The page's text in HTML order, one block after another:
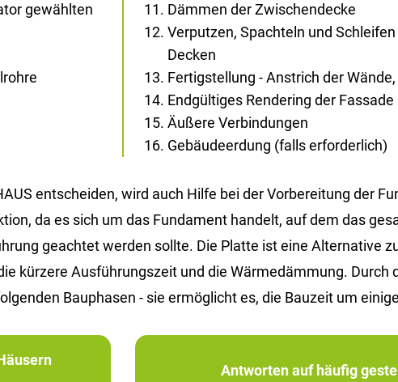
gewählten
Dämmen der Zwischendecke
Verputzen, Spachteln und
Decken
Fertigstellung - Anstrich der
Endgültiges Rendering der Fassade
Äußere Verbindungen
Gebäudeerdung (falls erforderlich)
ent­schei­den, wird auch Hilfe bei der Vor­be­rei­tung der
da es sich um das Fun­da­ment han­delt, auf dem das
ge­ach­tet wer­den soll­te. Die Plat­te ist eine Al­ter­na­ti­ve
kür­ze­re Aus­füh­rungs­zeit und die Wär­me­däm­mung. Durch
Bau­pha­sen - sie er­mög­licht es, die Bau­zeit um
Antworten auf häufig